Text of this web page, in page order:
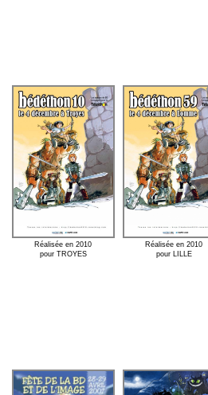
Réalisée en 2010
pour TROYES
Réalisée en 2010
pour LILLE